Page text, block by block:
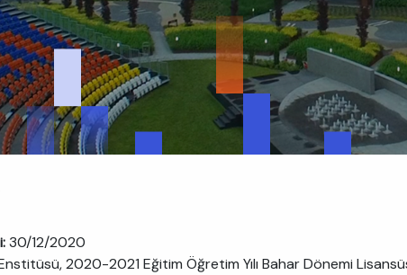
30/12/2020
2020-2021 Eğitim Öğretim Yılı Bahar Dönemi